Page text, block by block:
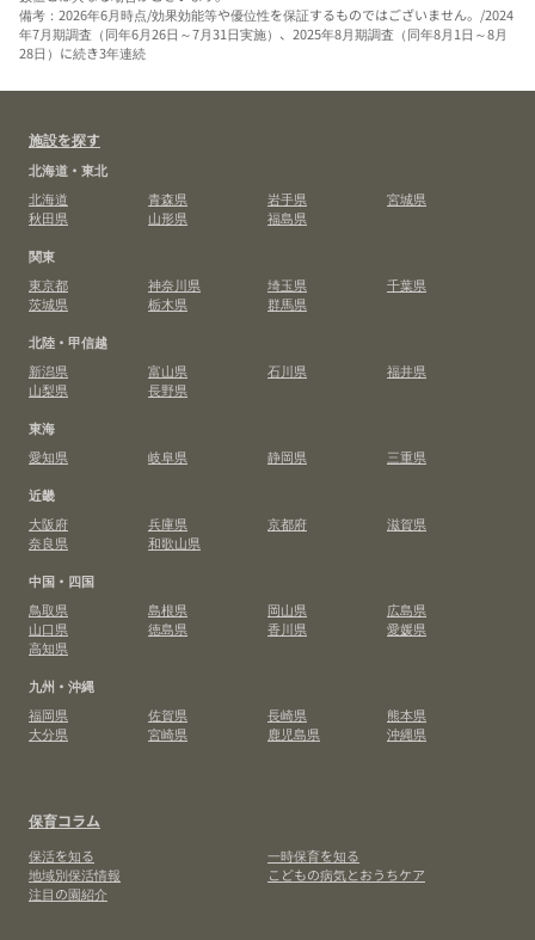
備考：2026年6月時点/効果効能等や優位性を保証するものではございません。/2024
年7月期調査（同年6月26日～7月31日実施）、2025年8月期調査（同年8月1日～8月
28日）に続き3年連続
施設を探す
北海道・東北
北海道
青森県 岩手県
宮城県
秋田県
山形県
福島県
関東
東京都
神奈川県 埼玉県
千葉県
茨城県
栃木県
群馬県
北陸・甲信越
新潟県
富山県 石川県
福井県
山梨県
長野県
東海
愛知県
岐阜県 静岡県
三重県
近畿
大阪府
兵庫県 京都府
滋賀県
奈良県
和歌山県
中国・四国
鳥取県
島根県 岡山県
広島県
山口県
徳島県 香川県
愛媛県
高知県
九州・沖縄
福岡県
佐賀県 長崎県
熊本県
大分県
宮崎県 鹿児島県 沖縄県
保育コラム
保活を知る
一時保育を知る
地域別保活情報
こどもの病気とおうちケア
注目の園紹介